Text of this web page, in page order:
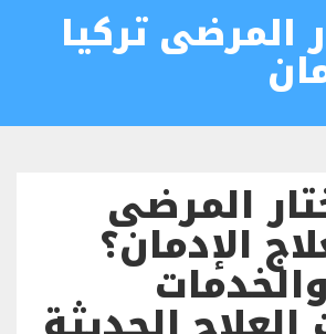
المرضى تركيا
المرضى
الإدمان؟